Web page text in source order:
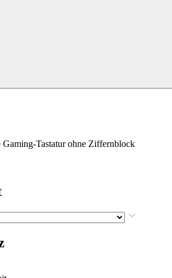
Gaming-Tastatur ohne Ziffernblock